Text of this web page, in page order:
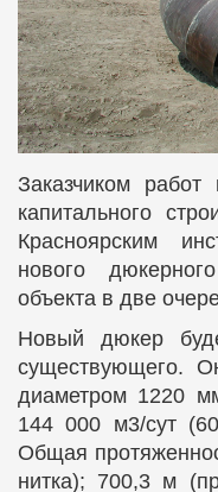
Заказчиком
капитального
Красноярским
нового
объекта в две
Новый дюкер
существующего.
диаметром 1220
144 000 м3/сут
Общая
нитка); 700,3 м